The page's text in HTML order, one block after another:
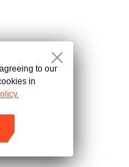
to our
in